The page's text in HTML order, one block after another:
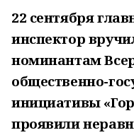
22 сентября
инспектор
номинантам
общественно-
инициативы
проявили